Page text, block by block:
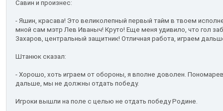
Савин и произнес:
- Яшин, красава! Это великолепный первый тайм в твоем
мной сам мэтр Лев Иваныч! Круто! Еще меня удивило, что гол
Захаров, центральный защитник! Отличная работа, играем
Штанюк сказал:
- Хорошо, хоть играем от обороны, я вполне доволен.
дальше, мы не должны отдать победу.
Игроки вышли на поле с целью не отдать победу Родине.